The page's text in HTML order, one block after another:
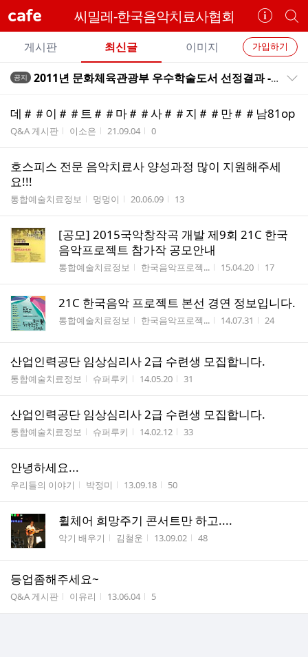
cafe 씨밀레-한국음악치료사협회
카
페
정
보
보
기
개
별
카
페
검
카
페
메
뉴
가입하기
게시판 최신글 이미지
전
글
트
공지 2011년 문화체육관광부 우수학술도서 선정결과 -음악치료의 이해와 활용 선정
데＃＃이＃＃트＃＃마＃＃사＃＃지＃＃만＃＃남81op
게시판명
Q&A 게시판 작성자
이소은 작성시간
21.09.04 조회수
0
호스피스 전문 음악치료사 양성과정 많이 지원해주세
요!!!
게시판명
통합예술치료정보 작성자
멍멍이 작성시간
20.06.09 조회수
13
[공모] 2015국악창작곡 개발 제9회 21C 한국
음악프로젝트 참가작 공모안내
게시판명
통합예술치료정보 작성자
한국음악프로젝... 작성시간
15.04.20 조회수
17
21C 한국음악 프로젝트 본선 경연 정보입니다.
게시판명
통합예술치료정보 작성자
한국음악프로젝... 작성시간
14.07.31 조회수
24
산업인력공단 임상심리사 2급 수련생 모집합니다.
게시판명
통합예술치료정보 작성자
슈퍼루키 작성시간
14.05.20 조회수
31
산업인력공단 임상심리사 2급 수련생 모집합니다.
게시판명
통합예술치료정보 작성자
슈퍼루키 작성시간
14.02.12 조회수
33
안녕하세요...
게시판명
우리들의 이야기 작성자
박정미 작성시간
13.09.18 조회수
50
휠체어 희망주기 콘서트만 하고....
게시판명
악기 배우기 작성자
김철운 작성시간
13.09.02 조회수
48
등업좀해주세요~
게시판명
Q&A 게시판 작성자
이유리 작성시간
13.06.04 조회수
5